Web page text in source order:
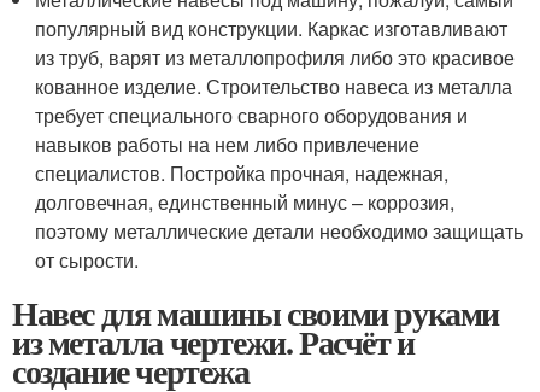
популярный вид конструкции. Каркас изготавливают
из труб, варят из металлопрофиля либо это красивое
кованное изделие. Строительство навеса из металла
требует специального сварного оборудования и
навыков работы на нем либо привлечение
специалистов. Постройка прочная, надежная,
долговечная, единственный минус – коррозия,
поэтому металлические детали необходимо защищать
от сырости.
Навес для машины своими руками
из металла чертежи. Расчёт и
создание чертежа